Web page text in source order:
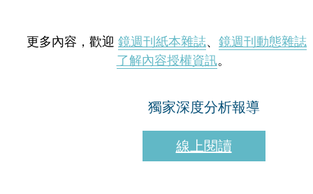
更多內容，歡迎 鏡週刊紙本雜誌、 鏡週刊動態雜誌
了解內容授權資訊。
獨家深度分析報導
線上閱讀